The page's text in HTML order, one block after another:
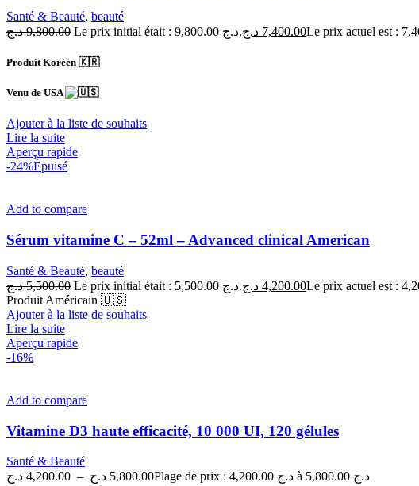
Santé & Beauté, beauté
9,800.00 د.ج Le prix initial était : 9,800.00 د.ج. 7,400.00 د.ج
Produit Koréen 🇰🇷
Venu de USA
Ajouter à la liste de souhaits
Lire la suite
Aperçu rapide
-24%Épuisé
Add to compare
Sérum vitamine C – 52ml – Advanced clinical American
Santé & Beauté, beauté
5,500.00 د.ج Le prix initial était : 5,500.00 د.ج. 4,200.00 د.ج
Produit Américain 🇺🇸
Ajouter à la liste de souhaits
Lire la suite
Aperçu rapide
-16%
Add to compare
Vitamine D3 haute efficacité, 10 000 UI, 120 gélules
Santé & Beauté
4,200.00 د.ج – 5,800.00 د.ج Plage de prix : 4,200.00 د.ج à 5,800.00 د.ج